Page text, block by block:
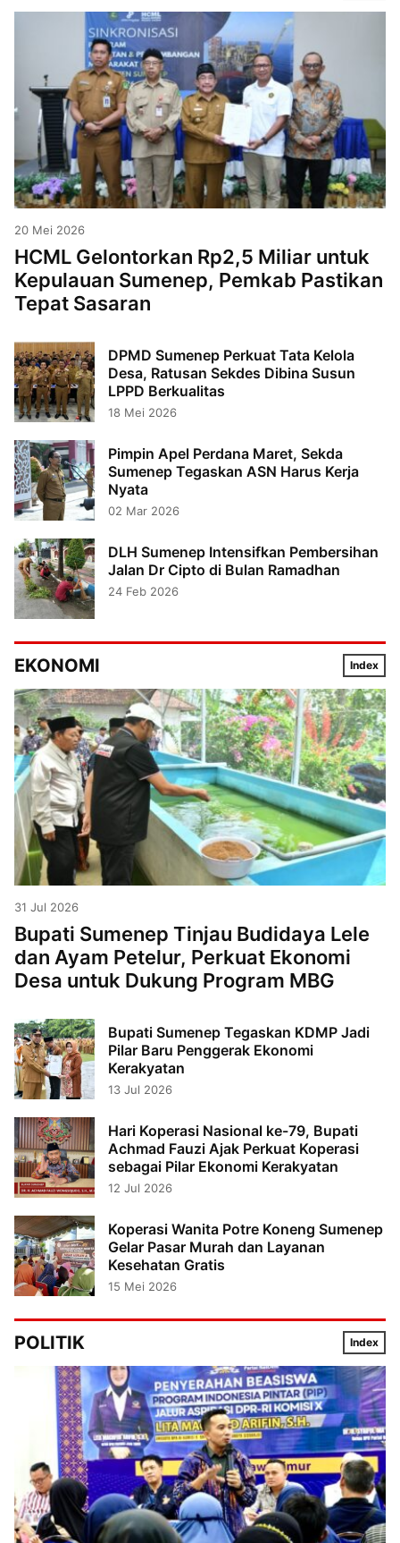
20 Mei 2026
HCML Gelontorkan Rp2,5 Miliar untuk
Kepulauan Sumenep, Pemkab Pastikan
Tepat Sasaran
DPMD Sumenep Perkuat Tata Kelola
Desa, Ratusan Sekdes Dibina Susun
LPPD Berkualitas
18 Mei 2026
Pimpin Apel Perdana Maret, Sekda
Sumenep Tegaskan ASN Harus Kerja
Nyata
02 Mar 2026
DLH Sumenep Intensifkan Pembersihan
Jalan Dr Cipto di Bulan Ramadhan
24 Feb 2026
EKONOMI Index
31 Jul 2026
Bupati Sumenep Tinjau Budidaya Lele
dan Ayam Petelur, Perkuat Ekonomi
Desa untuk Dukung Program MBG
Bupati Sumenep Tegaskan KDMP Jadi
Pilar Baru Penggerak Ekonomi
Kerakyatan
13 Jul 2026
Hari Koperasi Nasional ke-79, Bupati
Achmad Fauzi Ajak Perkuat Koperasi
sebagai Pilar Ekonomi Kerakyatan
12 Jul 2026
Koperasi Wanita Potre Koneng Sumenep
Gelar Pasar Murah dan Layanan
Kesehatan Gratis
15 Mei 2026
POLITIK Index